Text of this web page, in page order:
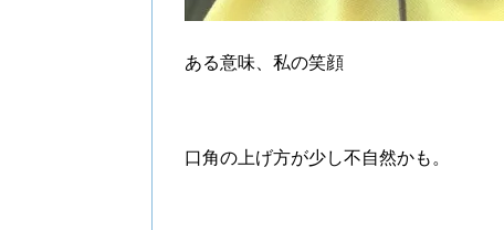
ある意味、私の笑顔
口角の上げ方が少し不自然かも。